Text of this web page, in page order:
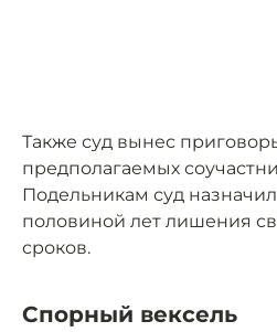
Также суд вынес
предполагаемых
Подельникам суд
половиной лет лишения
сроков.
Спорный вексель